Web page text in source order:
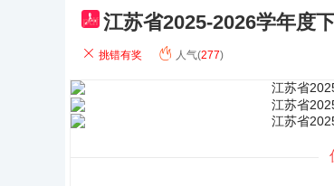
pdf 江苏省2025-2026学年度
挑错有奖 人气(277)